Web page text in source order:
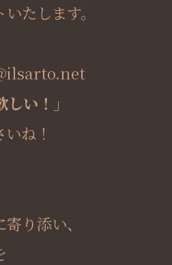
たします。
い！」
ね！
り添い、